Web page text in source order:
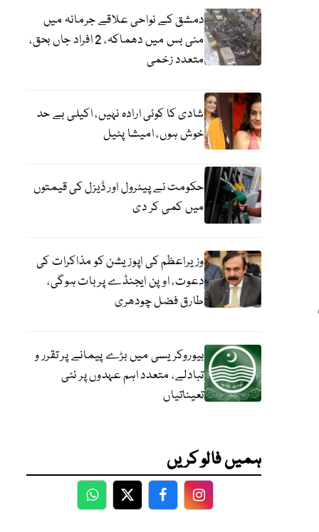
دمشق کے نواحی علاقے جرمانہ میں
منی بس میں دھماکہ، 2 افراد جاں بحق،
متعدد زخمی
شادی کا کوئی ارادہ نہیں، اکیلی بے حد
خوش ہوں، امیشا پٹیل
حکومت نے پیٹرول اور ڈیزل کی قیمتوں
میں کمی کر دی
وزیراعظم کی اپوزیشن کو مذاکرات کی
دعوت، اوپن ایجنڈے پر بات ہوگی،
طارق فضل چودھری
بیوروکریسی میں بڑے پیمانے پر تقرر و
تبادلے، متعدد اہم عہدوں پر نئی
تعیناتیاں
ہمیں فالو کریں
WhatsApp
TwitterFacebookFacebook